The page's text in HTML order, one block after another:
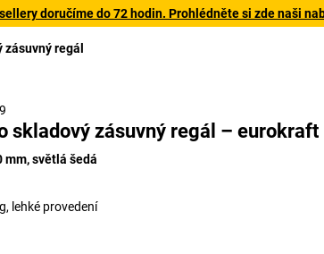
doručíme do 72 hodin. Prohlédněte si zde naši
zásuvný regál
skladový zásuvný regál – eurokraft
mm, světlá šedá
lehké provedení